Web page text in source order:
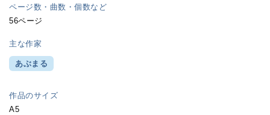
ページ数・曲数・個数など
56ページ
主な作家
あぶまる
作品のサイズ
A5